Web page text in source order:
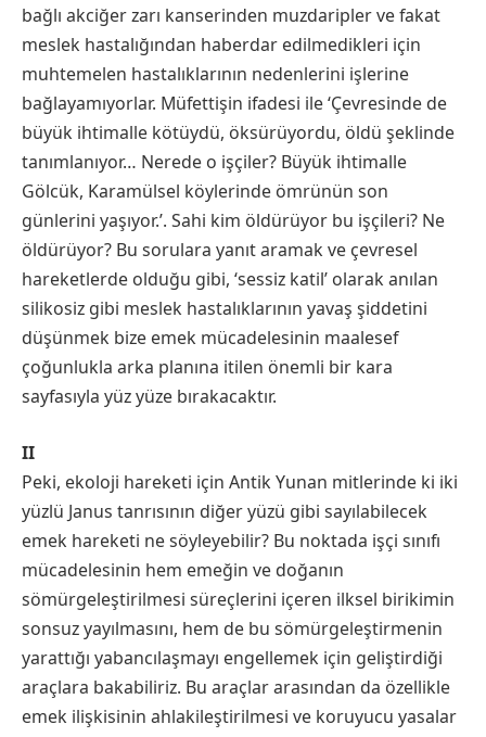
bağlı akciğer zarı kanserinden muzdaripler ve fakat
meslek hastalığından haberdar edilmedikleri için
muhtemelen hastalıklarının nedenlerini işlerine
bağlayamıyorlar. Müfettişin ifadesi ile ‘Çevresinde de
büyük ihtimalle kötüydü, öksürüyordu, öldü şeklinde
tanımlanıyor… Nerede o işçiler? Büyük ihtimalle
Gölcük, Karamülsel köylerinde ömrünün son
günlerini yaşıyor.’. Sahi kim öldürüyor bu işçileri? Ne
öldürüyor? Bu sorulara yanıt aramak ve çevresel
hareketlerde olduğu gibi, ‘sessiz katil’ olarak anılan
silikosiz gibi meslek hastalıklarının yavaş şiddetini
düşünmek bize emek mücadelesinin maalesef
çoğunlukla arka planına itilen önemli bir kara
sayfasıyla yüz yüze bırakacaktır.
II
Peki, ekoloji hareketi için Antik Yunan mitlerinde ki iki
yüzlü Janus tanrısının diğer yüzü gibi sayılabilecek
emek hareketi ne söyleyebilir? Bu noktada işçi sınıfı
mücadelesinin hem emeğin ve doğanın
sömürgeleştirilmesi süreçlerini içeren ilksel birikimin
sonsuz yayılmasını, hem de bu sömürgeleştirmenin
yarattığı yabancılaşmayı engellemek için geliştirdiği
araçlara bakabiliriz. Bu araçlar arasından da özellikle
emek ilişkisinin ahlakileştirilmesi ve koruyucu yasalar